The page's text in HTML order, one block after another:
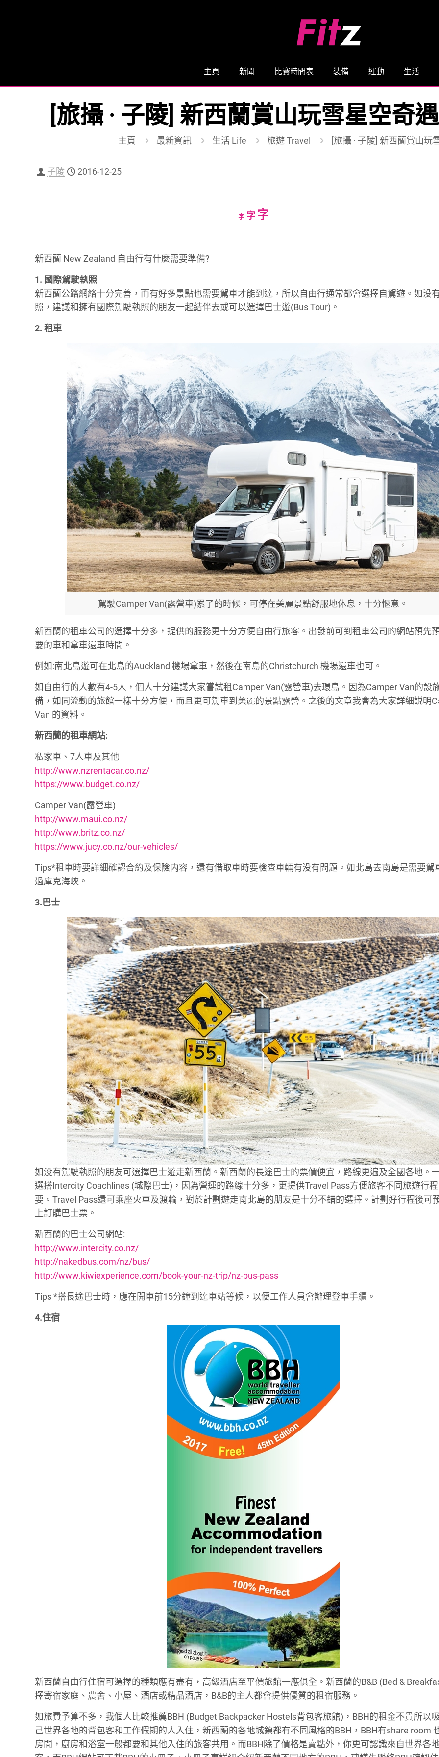
主頁 新聞 比賽時間表 裝備 運動 生活
[旅攝 · 子陵] 新西蘭賞山玩雪星空奇
主頁 最新資訊 生活 Life 旅遊 Travel [旅攝 · 子陵] 新西蘭賞山
子陵 2016-12-25
字Decrease
字Reset
字Increase
新西蘭 New Zealand 自由行有什麼需要準備?
1. 國際駕駛執照
新西蘭公路網絡十分完善，而有好多景點也需要駕車才能到達，所以自由行通常都會選擇自駕遊。如没
照，建議和擁有國際駕駛執照的朋友一起結伴去或可以選擇巴士遊(Bus Tour)。
2. 租車
駕駛Camper Van(露營車)累了的時候，可停在美麗景點舒服地休息，十分愜意。
新西蘭的租車公司的選擇十分多，提供的服務更十分方便自由行旅客。出發前可到租車公司的網站預先
要的車和拿車還車時間。
例如:南北島遊可在北島的Auckland 機場拿車，然後在南島的Christchurch 機場還車也可。
如自由行的人數有4-5人，個人十分建議大家嘗試租Camper Van(露營車)去環島。因為Camper Van的設
備，如同流動的旅館一樣十分方便，而且更可駕車到美麗的景點露營。之後的文章我會為大家詳細説明
Van 的資料。
新西蘭的租車網站:
私家車、7人車及其他
http://www.nzrentacar.co.nz/
https://www.budget.co.nz/
Camper Van(露營車)
http://www.maui.co.nz/
http://www.britz.co.nz/
https://www.jucy.co.nz/our-vehicles/
Tips*租車時要詳細確認合約及保險内容，還有借取車時要檢查車輛有没有問題。如北島去南島是需要駕
過庫克海峽。
3.巴士
如没有駕駛執照的朋友可選擇巴士遊走新西蘭。新西蘭的長途巴士的票價便宜，路線更遍及全國各地。
選搭Intercity Coachlines (城際巴士)，因為營運的路線十分多，更提供Travel Pass方便旅客不同旅遊行
要。Travel Pass還可乘座火車及渡輪，對於計劃遊走南北島的朋友是十分不錯的選擇。計劃好行程後可
上訂購巴士票。
新西蘭的巴士公司網站:
http://www.intercity.co.nz/
http://nakedbus.com/nz/bus/
http://www.kiwiexperience.com/book-your-nz-trip/nz-bus-pass
Tips *搭長途巴士時，應在開車前15分鐘到達車站等候，以便工作人員會辦理登車手續。
4.住宿
新西蘭自由行住宿可選擇的種類應有盡有，高級酒店至平價旅館一應俱全。新西蘭的B&B (Bed &
擇寄宿家庭、農舍、小屋、酒店或精品酒店，B&B的主人都會提供優質的租宿服務。
如旅費予算不多，我個人比較推薦BBH (Budget Backpacker Hostels背包客旅館)，BBH的租金不貴所以
己世界各地的背包客和工作假期的人入住，新西蘭的各地城鎮都有不同風格的BBH，BBH有share room
房間，廚房和浴室一般都要和其他入住的旅客共用。而BBH除了價格是賣點外，你更可認識來自世界各